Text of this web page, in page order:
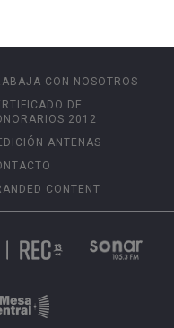
CON NOSOTROS
DE
2012
ANTENAS
CONTENT